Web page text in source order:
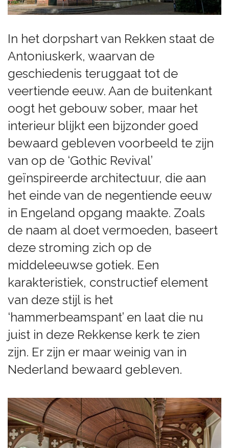
In het dorpshart van Rekken staat de
Antoniuskerk, waarvan de
geschiedenis teruggaat tot de
veertiende eeuw. Aan de buitenkant
oogt het gebouw sober, maar het
interieur blijkt een bijzonder goed
bewaard gebleven voorbeeld te zijn
van op de ‘Gothic Revival’
geïnspireerde architectuur, die aan
het einde van de negentiende eeuw
in Engeland opgang maakte. Zoals
de naam al doet vermoeden, baseert
deze stroming zich op de
middeleeuwse gotiek. Een
karakteristiek, constructief element
van deze stijl is het
‘hammerbeamspant’ en laat die nu
juist in deze Rekkense kerk te zien
zijn. Er zijn er maar weinig van in
Nederland bewaard gebleven.